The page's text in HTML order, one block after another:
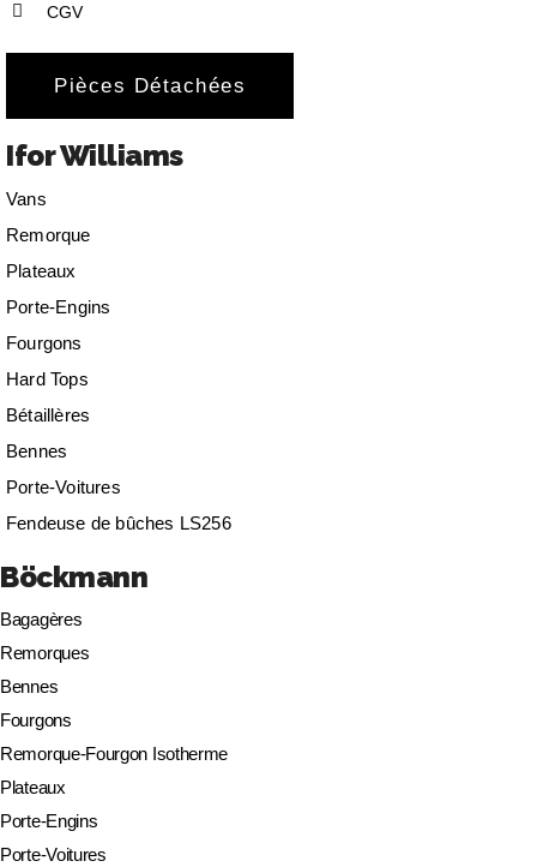
CGV
Pièces Détachées
Ifor Williams
Vans
Remorque
Plateaux
Porte-Engins
Fourgons
Hard Tops
Bétaillères
Bennes
Porte-Voitures
Fendeuse de bûches LS256
Böckmann
Bagagères
Remorques
Bennes
Fourgons
Remorque-Fourgon Isotherme
Plateaux
Porte-Engins
Porte-Voitures